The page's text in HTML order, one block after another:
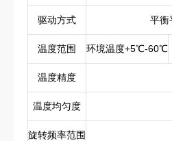
驱动方式 平衡
温度范围 环境温度+5℃-60℃
温度精度
温度均匀度
旋转频率范围